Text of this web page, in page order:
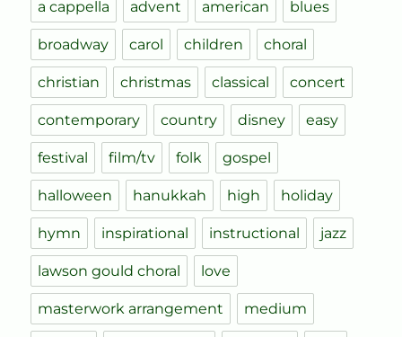
a cappella advent american blues
broadway carol children choral
christian christmas classical concert
contemporary country disney easy
festival film/tv folk gospel
halloween hanukkah high holiday
hymn inspirational instructional jazz
lawson gould choral love
masterwork arrangement medium